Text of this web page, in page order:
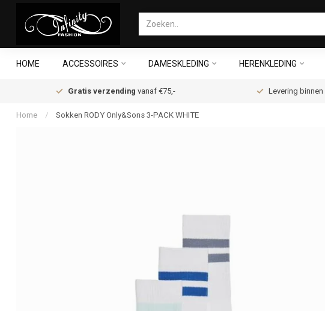
HOME ACCESSOIRES DAMESKLEDING HERENKLEDING
Gratis verzending vanaf €75,- Levering binnen
Home / Sokken RODY Only&Sons 3-PACK WHITE